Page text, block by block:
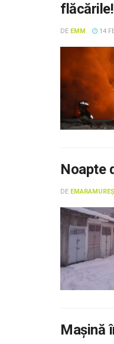
flăcările!
DE EMM 14
Noapte
DE EMARAMUREȘ
Maşină